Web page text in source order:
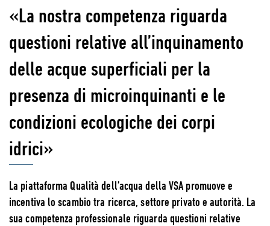
«La nostra competenza riguarda
questioni relative all’inquinamento
delle acque superficiali per la
presenza di microinquinanti e le
condizioni ecologiche dei corpi
idrici»
La piattaforma Qualità dell’acqua della VSA promuove e
incentiva lo scambio tra ricerca, settore privato e autorità. La
sua competenza professionale riguarda questioni relative